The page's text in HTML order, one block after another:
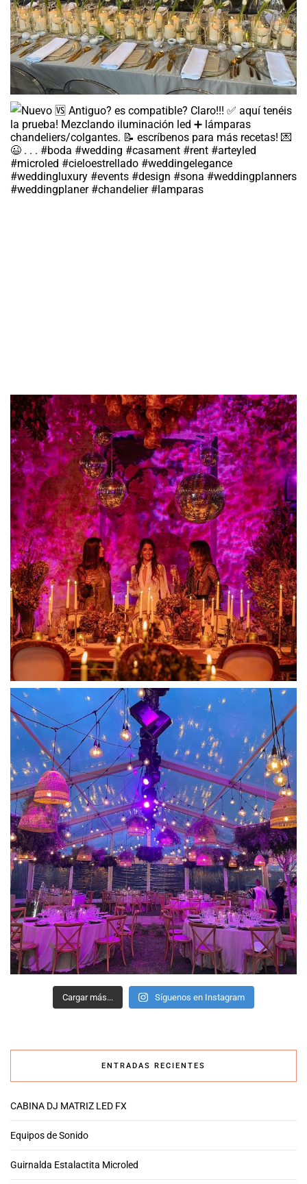
Cargar más... Síguenos en Instagram
ENTRADAS RECIENTES
CABINA DJ MATRIZ LED FX
Equipos de Sonido
Guirnalda Estalactita Microled